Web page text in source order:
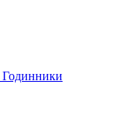
Годинники